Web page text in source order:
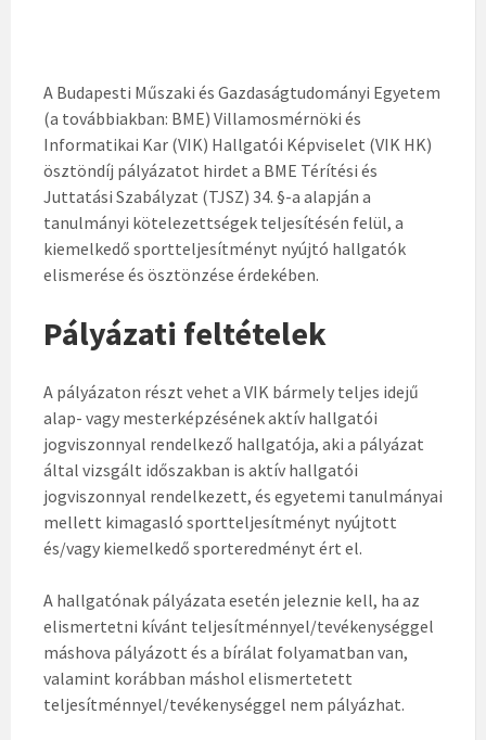
A Budapesti Műszaki és Gazdaságtudományi Egyetem
(a továbbiakban: BME) Villamosmérnöki és
Informatikai Kar (VIK) Hallgatói Képviselet (VIK HK)
ösztöndíj pályázatot hirdet a BME Térítési és
Juttatási Szabályzat (TJSZ) 34. §-a alapján a
tanulmányi kötelezettségek teljesítésén felül, a
kiemelkedő sportteljesítményt nyújtó hallgatók
elismerése és ösztönzése érdekében.
Pályázati feltételek
A pályázaton részt vehet a VIK bármely teljes idejű
alap- vagy mesterképzésének aktív hallgatói
jogviszonnyal rendelkező hallgatója, aki a pályázat
által vizsgált időszakban is aktív hallgatói
jogviszonnyal rendelkezett, és egyetemi tanulmányai
mellett kimagasló sportteljesítményt nyújtott
és/vagy kiemelkedő sporteredményt ért el.
A hallgatónak pályázata esetén jeleznie kell, ha az
elismertetni kívánt teljesítménnyel/tevékenységgel
máshova pályázott és a bírálat folyamatban van,
valamint korábban máshol elismertetett
teljesítménnyel/tevékenységgel nem pályázhat.